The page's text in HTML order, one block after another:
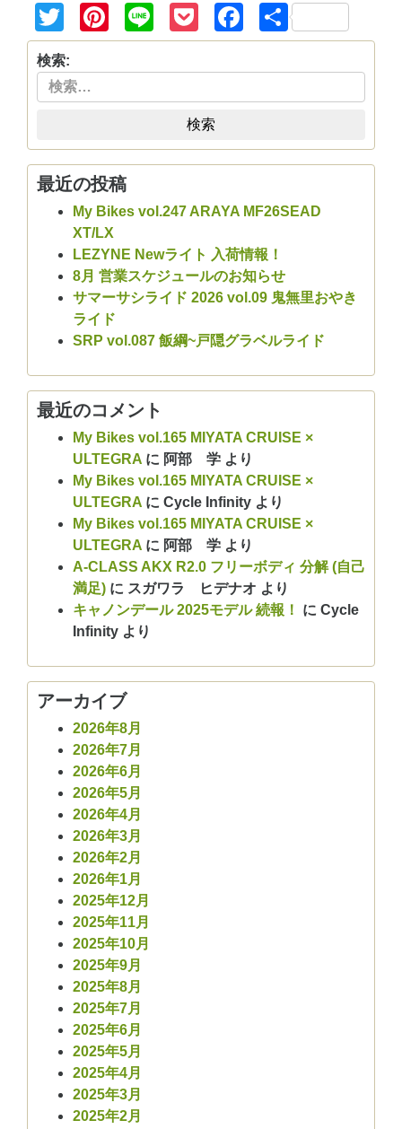
TwitterPinterest
Line PocketFacebook
共
有
検索:
検索
最近の投稿
My Bikes vol.247 ARAYA MF26SEAD
XT/LX
LEZYNE Newライト 入荷情報！
8月 営業スケジュールのお知らせ
サマーサシライド 2026 vol.09 鬼無里おやき
ライド
SRP vol.087 飯綱~戸隠グラベルライド
最近のコメント
My Bikes vol.165 MIYATA CRUISE ×
ULTEGRA に 阿部 学 より
My Bikes vol.165 MIYATA CRUISE ×
ULTEGRA に Cycle Infinity より
My Bikes vol.165 MIYATA CRUISE ×
ULTEGRA に 阿部 学 より
A-CLASS AKX R2.0 フリーボディ 分解 (自己
満足) に スガワラ ヒデナオ より
キャノンデール 2025モデル 続報！
に Cycle
Infinity より
アーカイブ
2026年8月
2026年7月
2026年6月
2026年5月
2026年4月
2026年3月
2026年2月
2026年1月
2025年12月
2025年11月
2025年10月
2025年9月
2025年8月
2025年7月
2025年6月
2025年5月
2025年4月
2025年3月
2025年2月